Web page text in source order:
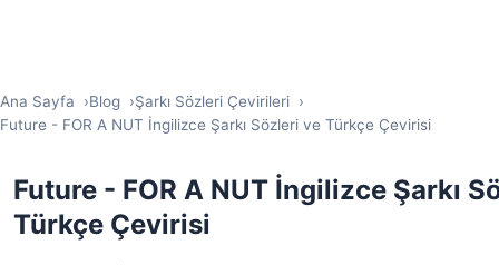
Ana Sayfa Blog
Şarkı Sözleri Çevirileri
Future - FOR A NUT İngilizce Şarkı Sözleri ve Türkçe Çevirisi
Future - FOR A NUT İngilizce Şarkı
Türkçe Çevirisi